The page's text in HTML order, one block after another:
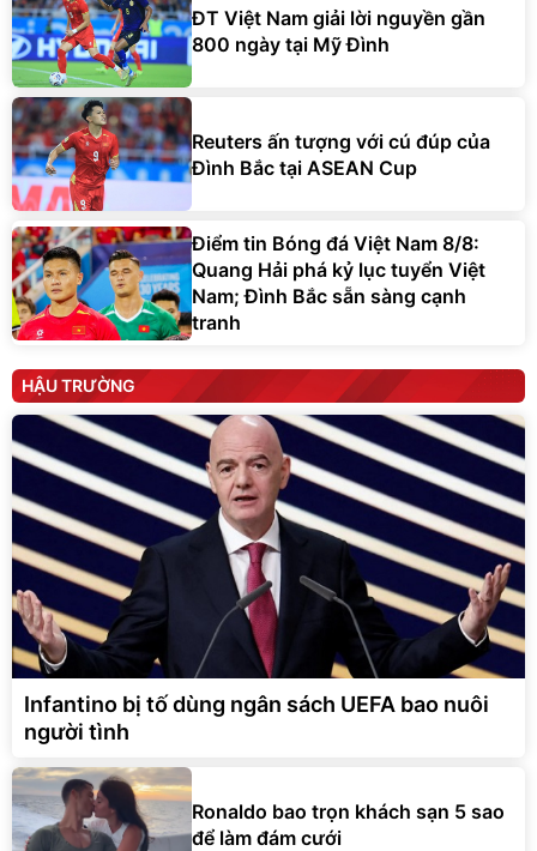
ĐT Việt Nam giải lời nguyền gần
800 ngày tại Mỹ Đình
Reuters ấn tượng với cú đúp của
Đình Bắc tại ASEAN Cup
Điểm tin Bóng đá Việt Nam 8/8:
Quang Hải phá kỷ lục tuyển Việt
Nam; Đình Bắc sẵn sàng cạnh
tranh
HẬU TRƯỜNG
Infantino bị tố dùng ngân sách UEFA bao nuôi
người tình
Ronaldo bao trọn khách sạn 5 sao
để làm đám cưới